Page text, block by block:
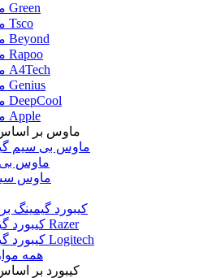
ماوس Green
ماوس Tsco
ماوس Beyond
ماوس Rapoo
ماوس A4Tech
ماوس Genius
ماوس DeepCool
ماوس Apple
ماوس بر
ماوس بی سیم
ماوس
ماوس
کیبورد گیمینگ
کیبورد گیمینگ Razer
کیبورد گیمینگ Logitech
همه
کیبورد بر